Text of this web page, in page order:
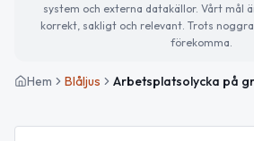
system och externa datakällor. Vårt mål
korrekt, sakligt och relevant. Trots
förekomma.
Hem Blåljus